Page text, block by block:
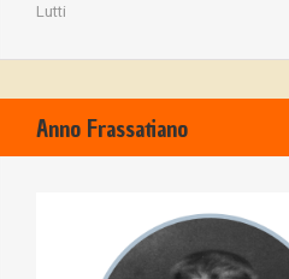
Lutti
Anno Frassatiano